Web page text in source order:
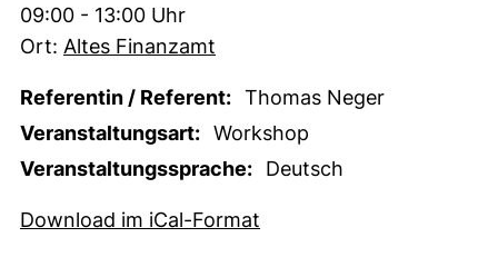
Zeit:
09:00 - 13:00 Uhr
Ort: Altes Finanzamt
Referentin / Referent: Thomas Neger
Veranstaltungsart: Workshop
Veranstaltungssprache:
Deutsch
Download im iCal-Format